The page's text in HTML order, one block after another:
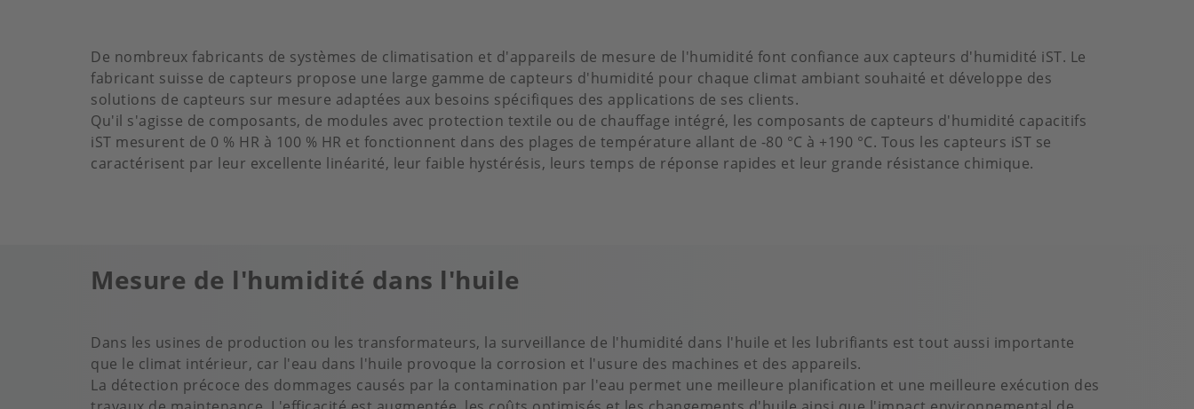
De nombreux fabricants de systèmes de climatisation et d'appareils de mesure de l'humidité font confiance aux capteurs d'humidité iST. Le
fabricant suisse de capteurs propose une large gamme de capteurs d'humidité pour chaque climat ambiant souhaité et développe des
solutions de capteurs sur mesure adaptées aux besoins spécifiques des applications de ses clients.
Qu'il s'agisse de composants, de modules avec protection textile ou de chauffage intégré, les composants de capteurs d'humidité capacitifs
iST mesurent de 0 % HR à 100 % HR et fonctionnent dans des plages de température allant de -80 °C à +190 °C. Tous les capteurs iST se
caractérisent par leur excellente linéarité, leur faible hystérésis, leurs temps de réponse rapides et leur grande résistance chimique.
Mesure de l'humidité dans l'huile
Dans les usines de production ou les transformateurs, la surveillance de l'humidité dans l'huile et les lubrifiants est tout aussi importante
que le climat intérieur, car l'eau dans l'huile provoque la corrosion et l'usure des machines et des appareils.
La détection précoce des dommages causés par la contamination par l'eau permet une meilleure planification et une meilleure exécution des